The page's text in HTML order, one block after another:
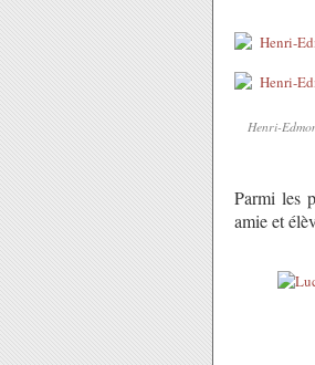
Henri-
Parmi les
amie et